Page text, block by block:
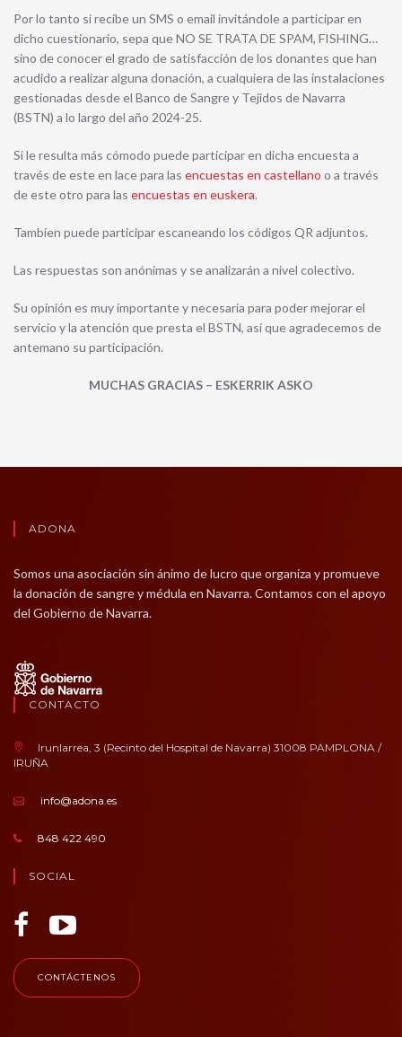
Por lo tanto si recibe un SMS o email invitándole a participar en
dicho cuestionario, sepa que NO SE TRATA DE SPAM, FISHING…
sino de conocer el grado de satisfacción de los donantes que han
acudido a realizar alguna donación, a cualquiera de las instalaciones
gestionadas desde el Banco de Sangre y Tejidos de Navarra
(BSTN) a lo largo del año 2024-25.
Si le resulta más cómodo puede participar en dicha encuesta a
través de este en lace para las encuestas en castellano o a través
de este otro para las encuestas en euskera.
Tambíen puede participar escaneando los códigos QR adjuntos.
Las respuestas son anónimas y se analizarán a nivel colectivo.
Su opinión es muy importante y necesaria para poder mejorar el
servicio y la atención que presta el BSTN, así que agradecemos de
antemano su participación.
MUCHAS GRACIAS – ESKERRIK ASKO
ADONA
Somos una asociación sin ánimo de lucro que organiza y promueve
la donación de sangre y médula en Navarra. Contamos con el apoyo
del Gobierno de Navarra.
CONTACTO
Irunlarrea, 3 (Recinto del Hospital de Navarra) 31008 PAMPLONA /
IRUÑA
info@adona.es
848 422 490
SOCIAL
CONTÁCTENOS